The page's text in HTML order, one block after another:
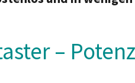
–